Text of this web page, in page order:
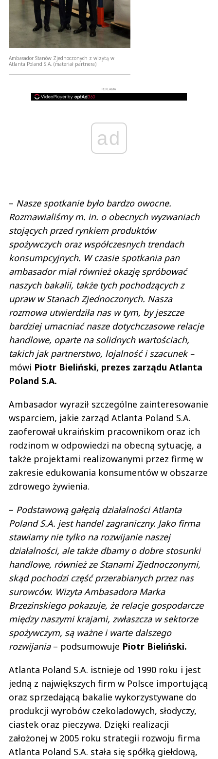
Ambasador Stanów Zjednoczonych z wizytą w
Atlanta Poland S.A. (materiał partnera)
REKLAMA
ad
– Nasze spotkanie było bardzo owocne.
Rozmawialiśmy m. in. o obecnych wyzwaniach
stojących przed rynkiem produktów
spożywczych oraz współczesnych trendach
konsumpcyjnych. W czasie spotkania pan
ambasador miał również okazję spróbować
naszych bakalii, także tych pochodzących z
upraw w Stanach Zjednoczonych. Nasza
rozmowa utwierdziła nas w tym, by jeszcze
bardziej umacniać nasze dotychczasowe relacje
handlowe, oparte na solidnych wartościach,
takich jak partnerstwo, lojalność i szacunek –
mówi Piotr Bieliński, prezes zarządu Atlanta
Poland S.A.
Ambasador wyraził szczególne zainteresowanie
wsparciem, jakie zarząd Atlanta Poland S.A.
zaoferował ukraińskim pracownikom oraz ich
rodzinom w odpowiedzi na obecną sytuację, a
także projektami realizowanymi przez firmę w
zakresie edukowania konsumentów w obszarze
zdrowego żywienia.
– Podstawową gałęzią działalności Atlanta
Poland S.A. jest handel zagraniczny. Jako firma
stawiamy nie tylko na rozwijanie naszej
działalności, ale także dbamy o dobre stosunki
handlowe, również ze Stanami Zjednoczonymi,
skąd pochodzi część przerabianych przez nas
surowców. Wizyta Ambasadora Marka
Brzezinskiego pokazuje, że relacje gospodarcze
między naszymi krajami, zwłaszcza w sektorze
spożywczym, są ważne i warte dalszego
rozwijania – podsumowuje Piotr Bieliński.
Atlanta Poland S.A. istnieje od 1990 roku i jest
jedną z największych firm w Polsce importującą
oraz sprzedającą bakalie wykorzystywane do
produkcji wyrobów czekoladowych, słodyczy,
ciastek oraz pieczywa. Dzięki realizacji
założonej w 2005 roku strategii rozwoju firma
Atlanta Poland S.A. stała się spółką giełdową,